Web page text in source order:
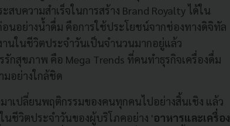
บความสำเร็จในการสร้าง Brand Royalty ได้ใน
นอย่างน้ำดื่ม คือการใช้ประโยชน์จากช่องทางดิจิทัล
นในชีวิตประจำวันเป็นจำนวนมากอยู่แล้ว
รักสุขภาพ คือ Mega Trends ที่คนทำธุรกิจเครื่องดื่ม
อย่างใกล้ชิด
าเปลี่ยนพฤติกรรมของคนทุกคนไปอย่างสิ้นเชิง แล้ว
นชีวิตประจำวันของผู้บริโภคอย่าง 'อาหารและเครื่อง